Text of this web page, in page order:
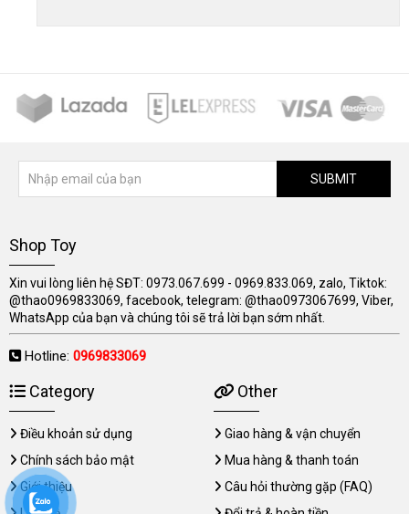
SUBMIT
Shop Toy
Xin vui lòng liên hệ SĐT: 0973.067.699 - 0969.833.069, zalo, Tiktok:
@thao0969833069, facebook, telegram: @thao0973067699, Viber,
WhatsApp của bạn và chúng tôi sẽ trả lời bạn sớm nhất.
Hotline: 0969833069
Category
Điều khoản sử dụng
Chính sách bảo mật
Giới thiệu
Other
Giao hàng & vận chuyển
Mua hàng & thanh toán
Câu hỏi thường gặp (FAQ)